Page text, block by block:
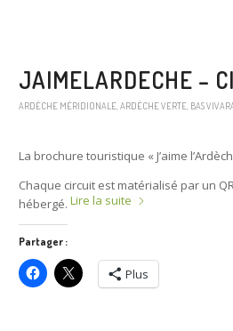
JAIMELARDECHE –
ARDÈCHE MÉRIDIONALE ARDÈCHE VERTE BAS
La brochure touristique « J’aime
Chaque circuit est matérialisé par un
hébergé. Lire la suite
Partager :
Plus